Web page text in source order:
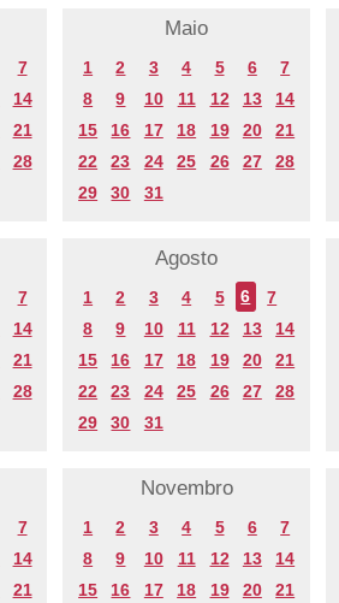
7
14
21
28
Maio
1 2 3 4 5 6
7
8
9 10 11 12 13
14
15
16 17 18 19 20
21
22
23 24 25 26 27
28
29
30 31
7
14
21
28
Agosto
1 2 3 4 5 6
7
8
9 10 11 12 13
14
15
16 17 18 19 20
21
22
23 24 25 26 27
28
29
30 31
7
14
21
Novembro
1 2 3 4 5 6
7
8
9 10 11 12 13
14
15
16 17 18 19 20 21